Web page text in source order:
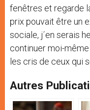
fenêtres et regarde
prix pouvait être un
sociale, j´en serais
continuer moi-
les cris de ceux qui
Autres